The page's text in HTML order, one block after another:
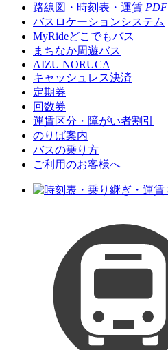
路線図・時刻表・運賃 PDF
バスロケーションシステム
MyRideどこでもバス
まちなか周遊バス
AIZU NORUCA
キャッシュレス決済
定期券
回数券
運賃区分・障がい者割引
のりば案内
バスの乗り方
ご利用のお客様へ